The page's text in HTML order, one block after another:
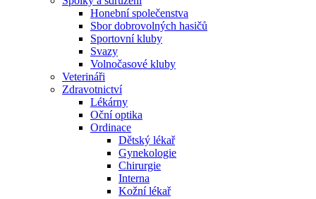
Honební společenstva
Sbor dobrovolných hasičů
Sportovní kluby
Svazy
Volnočasové kluby
Veterináři
Zdravotnictví
Lékárny
Oční optika
Ordinace
Dětský lékař
Gynekologie
Chirurgie
Interna
Kožní lékař